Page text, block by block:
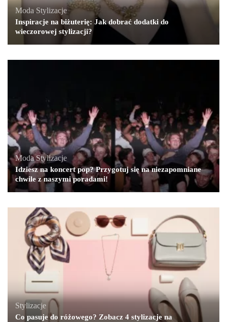
Moda,Stylizacje
Inspiracje na biżuterię: Jak dobrać dodatki do
wieczorowej stylizacji?
Moda,Stylizacje
Idziesz na koncert pop? Przygotuj się na niezapomniane
chwile z naszymi poradami!
Stylizacje
Co pasuje do różowego? Zobacz 4 stylizacje na